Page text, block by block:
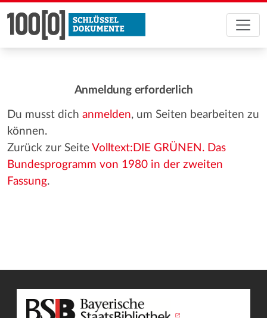
Anmeldung erforderlich
Du musst dich anmelden, um Seiten bearbeiten zu
können.
Zurück zur Seite Volltext:DIE GRÜNEN. Das
Bundesprogramm von 1980 in der zweiten
Fassung.